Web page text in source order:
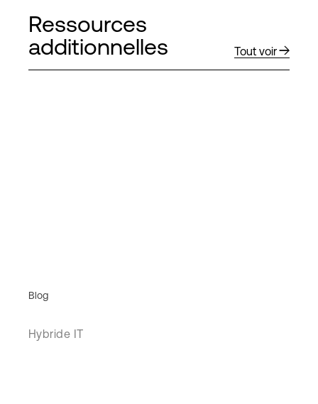
Ressources
additionnelles
Tout voir
Blog
Hybride IT